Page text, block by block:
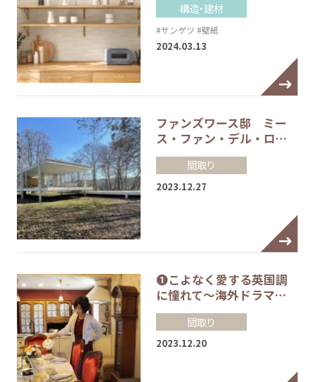
構造・建材
#サンゲツ #壁紙
2024.03.13
ファンズワース邸 ミー
ス・ファン・デル・ロ…
間取り
2023.12.27
❶こよなく愛する英国調
に憧れて～海外ドラマ…
間取り
2023.12.20